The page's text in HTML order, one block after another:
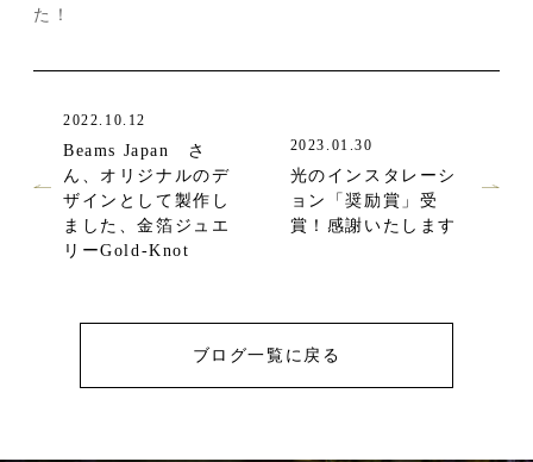
た！
2022.10.12
Beams Japan さ
ん、オリジナルのデ
ザインとして製作し
ました、金箔ジュエ
リーGold-Knot
2023.01.30
光のインスタレーシ
ョン「奨励賞」受
賞！感謝いたします
ブログ一覧に戻る